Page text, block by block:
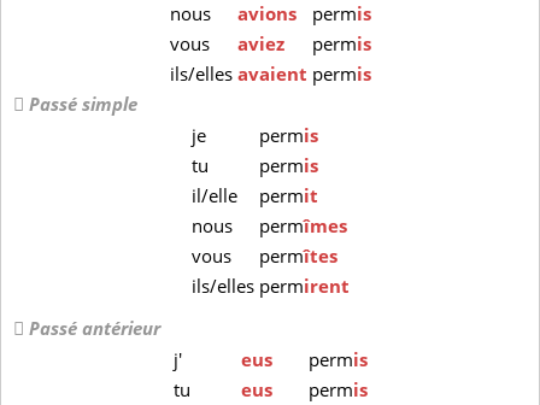
nous
avions permis
vous
aviez permis
ils/elles avaient permis
Passé simple
je
permis
tu
permis
il/elle
permit
nous
permîmes
vous
permîtes
ils/elles permirent
Passé antérieur
j'
eus permis
tu
eus permis